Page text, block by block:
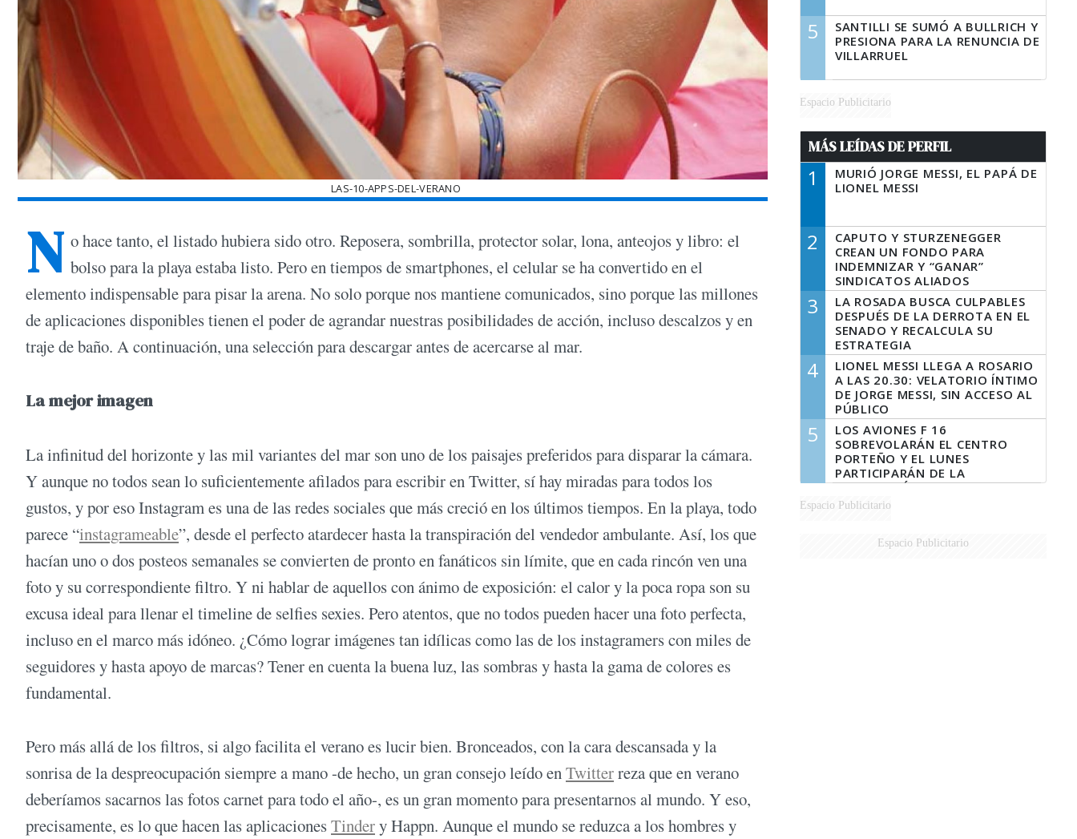
LAS-10-APPS-DEL-VERANO
N o hace tanto, el listado hubiera sido otro. Reposera, sombrilla, protector solar, lona, anteojos y libro: el
bolso para la playa estaba listo. Pero en tiempos de smartphones, el celular se ha convertido en el
elemento indispensable para pisar la arena. No solo porque nos mantiene comunicados, sino porque las millones
de aplicaciones disponibles tienen el poder de agrandar nuestras posibilidades de acción, incluso descalzos y en
traje de baño. A continuación, una selección para descargar antes de acercarse al mar.
La mejor imagen
La infinitud del horizonte y las mil variantes del mar son uno de los paisajes preferidos para disparar la cámara.
Y aunque no todos sean lo suficientemente afilados para escribir en Twitter, sí hay miradas para todos los
gustos, y por eso Instagram es una de las redes sociales que más creció en los últimos tiempos. En la playa, todo
parece “instagrameable”, desde el perfecto atardecer hasta la transpiración del vendedor ambulante. Así, los que
hacían uno o dos posteos semanales se convierten de pronto en fanáticos sin límite, que en cada rincón ven una
foto y su correspondiente filtro. Y ni hablar de aquellos con ánimo de exposición: el calor y la poca ropa son su
excusa ideal para llenar el timeline de selfies sexies. Pero atentos, que no todos pueden hacer una foto perfecta,
incluso en el marco más idóneo. ¿Cómo lograr imágenes tan idílicas como las de los instagramers con miles de
seguidores y hasta apoyo de marcas? Tener en cuenta la buena luz, las sombras y hasta la gama de colores es
fundamental.
Pero más allá de los filtros, si algo facilita el verano es lucir bien. Bronceados, con la cara descansada y la
sonrisa de la despreocupación siempre a mano -de hecho, un gran consejo leído enTwitterreza que en verano
deberíamos sacarnos las fotos carnet para todo el año-, es un gran momento para presentarnos al mundo. Y eso,
precisamente, es lo que hacen las aplicacionesTindery Happn. Aunque el mundo se reduzca a los hombres y
5
SANTILLI SE SUMÓ A BULLRICH Y
PRESIONA PARA LA RENUNCIA DE
VILLARRUEL
Espacio Publicitario
MÁS LEÍDAS DE PERFIL
1
MURIÓ JORGE MESSI, EL PAPÁ DE
LIONEL MESSI
2
CAPUTO Y STURZENEGGER
CREAN UN FONDO PARA
INDEMNIZAR Y “GANAR”
SINDICATOS ALIADOS
3
LA ROSADA BUSCA CULPABLES
DESPUÉS DE LA DERROTA EN EL
SENADO Y RECALCULA SU
ESTRATEGIA
4
LIONEL MESSI LLEGA A ROSARIO
A LAS 20.30: VELATORIO ÍNTIMO
DE JORGE MESSI, SIN ACCESO AL
PÚBLICO
5
LOS AVIONES F 16
SOBREVOLARÁN EL CENTRO
PORTEÑO Y EL LUNES
PARTICIPARÁN DE LA
CELEBRACIÓN DE LA FUERZA
AÉREA
Espacio Publicitario
Espacio Publicitario